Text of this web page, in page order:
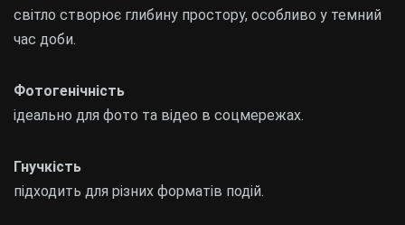
світло створює глибину простору, особливо у темний
час доби.
Фотогенічність
ідеально для фото та відео в соцмережах.
Гнучкість
підходить для різних форматів подій.